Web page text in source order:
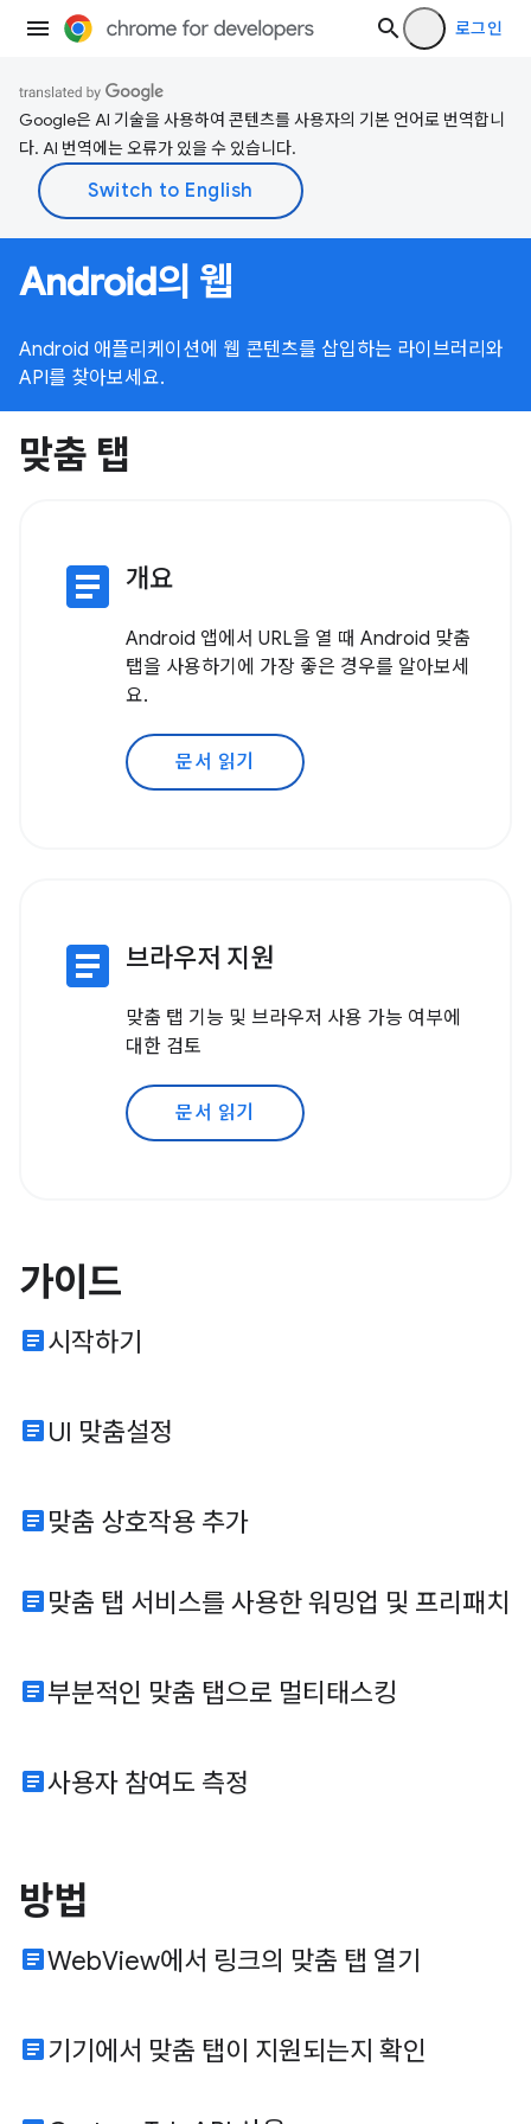
로그인
Google은 AI 기술을 사용하여 콘텐츠를 사용자의 기본 언어로 번역합니
다. AI 번역에는 오류가 있을 수 있습니다.
Android의 웹
Android 애플리케이션에 웹 콘텐츠를 삽입하는 라이브러리와
API를 찾아보세요.
맞춤 탭
article 개요
Android 앱에서 URL을 열 때 Android 맞춤
탭을 사용하기에 가장 좋은 경우를 알아보세
요.
문서 읽기
article 브라우저 지원
맞춤 탭 기능 및 브라우저 사용 가능 여부에
대한 검토
문서 읽기
가이드
article시작하기
article UI 맞춤설정
article 맞춤 상호작용 추가
article 맞춤 탭 서비스를 사용한 워밍업 및 프리패치
article부분적인 맞춤 탭으로 멀티태스킹
article사용자 참여도 측정
방법
articleWebView에서 링크의 맞춤 탭 열기
article기기에서 맞춤 탭이 지원되는지 확인